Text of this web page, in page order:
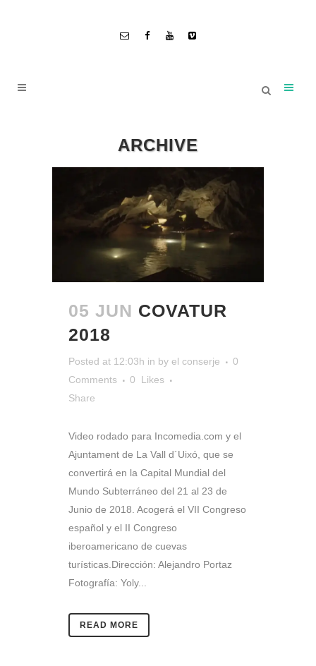
ARCHIVE
05 JUN COVATUR
2018
Posted at 12:03h in by el conserje
0
Comments
0
Likes
Share
Video rodado para Incomedia.com y el
Ajuntament de La Vall d´Uixó, que se
convertirá en la Capital Mundial del
Mundo Subterráneo del 21 al 23 de
Junio de 2018. Acogerá el VII Congreso
español y el II Congreso
iberoamericano de cuevas
turísticas.Dirección: Alejandro Portaz
Fotografía: Yoly...
READ MORE